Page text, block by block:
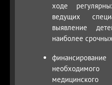
ходе
ведущих
выявление
наиболее